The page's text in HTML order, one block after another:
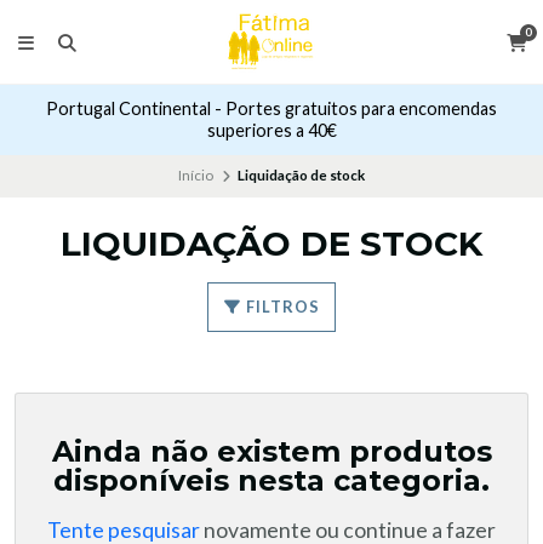
0
Portugal Continental - Portes gratuitos para encomendas
superiores a 40€
Início Liquidação de stock
LIQUIDAÇÃO DE STOCK
FILTROS
Ainda não existem produtos
disponíveis nesta categoria.
Tente pesquisarnovamente ou continue a fazer